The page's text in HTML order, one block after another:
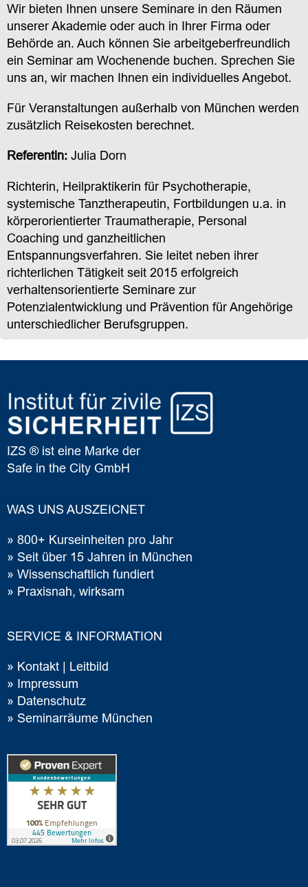
Wir bieten Ihnen unsere Seminare in den Räumen
unserer Akademie oder auch in Ihrer Firma oder
Behörde an. Auch können Sie arbeitgeberfreundlich
ein Seminar am Wochenende buchen. Sprechen Sie
uns an, wir machen Ihnen ein individuelles Angebot.
Für Veranstaltungen außerhalb von München werden
zusätzlich Reisekosten berechnet.
Referentin: Julia Dorn
Richterin, Heilpraktikerin für Psychotherapie,
systemische Tanztherapeutin, Fortbildungen u.a. in
körperorientierter Traumatherapie, Personal
Coaching und ganzheitlichen
Entspannungsverfahren. Sie leitet neben ihrer
richterlichen Tätigkeit seit 2015 erfolgreich
verhaltensorientierte Seminare zur
Potenzialentwicklung und Prävention für Angehörige
unterschiedlicher Berufsgruppen.
IZS ® ist eine Marke der
Safe in the City GmbH
WAS UNS AUSZEICNET
» 800+ Kurseinheiten pro Jahr
» Seit über 15 Jahren in München
» Wissenschaftlich fundiert
» Praxisnah, wirksam
SERVICE & INFORMATION
» Kontakt | Leitbild
» Impressum
» Datenschutz
» Seminarräume München